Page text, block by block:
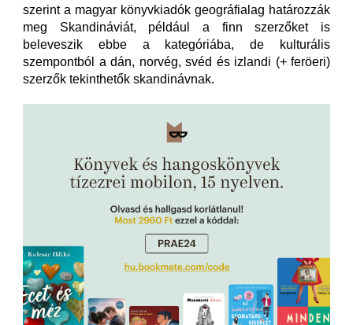
szerint a magyar könyvkiadók geográfialag határozzák
meg Skandináviát, például a finn szerzőket is
beleveszik ebbe a kategóriába, de kulturális
szempontból a dán, norvég, svéd és izlandi (+ feröeri)
szerzők tekinthetők skandinávnak.